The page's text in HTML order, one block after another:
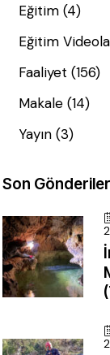
Eğitim (4)
Eğitim
Faaliyet (156)
Makale (14)
Yayın (3)
Son Gönderiler